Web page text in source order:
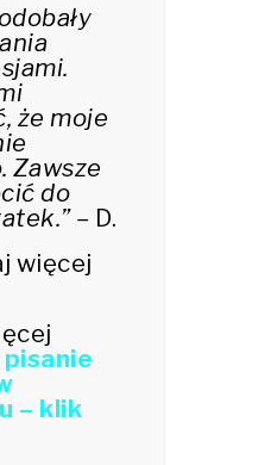
że moje
Zawsze
do
– D.
więcej
– klik